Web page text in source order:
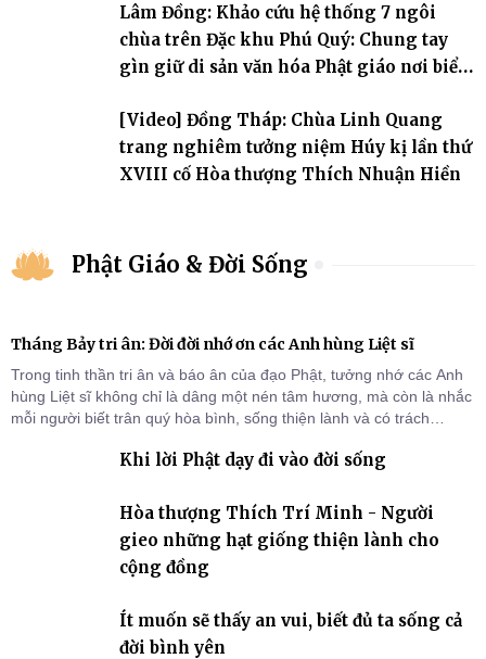
Lâm Đồng: Khảo cứu hệ thống 7 ngôi
chùa trên Đặc khu Phú Quý: Chung tay
gìn giữ di sản văn hóa Phật giáo nơi biển
[Video] Đồng Tháp: Chùa Linh Quang
trang nghiêm tưởng niệm Húy kị lần thứ
XVIII cố Hòa thượng Thích Nhuận Hiền
Phật Giáo & Đời Sống
Tháng Bảy tri ân: Đời đời nhớ ơn các Anh hùng Liệt sĩ
Trong tinh thần tri ân và báo ân của đạo Phật, tưởng nhớ các Anh
hùng Liệt sĩ không chỉ là dâng một nén tâm hương, mà còn là nhắc
mỗi người biết trân quý hòa bình, sống thiện lành và có trách
Khi lời Phật dạy đi vào đời sống
Hòa thượng Thích Trí Minh - Người
gieo những hạt giống thiện lành cho
cộng đồng
Ít muốn sẽ thấy an vui, biết đủ ta sống cả
đời bình yên